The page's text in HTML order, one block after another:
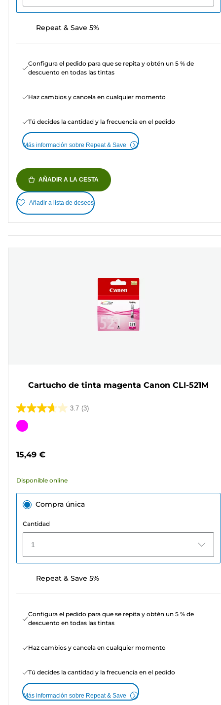
Repeat & Save 5%
Configura el pedido para que se repita y obtén un 5 % de
descuento en todas las tintas
Haz cambios y cancela en cualquier momento
Tú decides la cantidad y la frecuencia en el pedido
Más información sobre Repeat & Save
AÑADIR A LA CESTA
Añadir a lista de deseos
Cartucho de tinta magenta Canon CLI-521M
3.7 (3)
3.7
de
Cartucho
color
15,49 €
Disponible online
Compra única
Cantidad
1
Repeat & Save 5%
Configura el pedido para que se repita y obtén un 5 % de
descuento en todas las tintas
Haz cambios y cancela en cualquier momento
Tú decides la cantidad y la frecuencia en el pedido
Más información sobre Repeat & Save